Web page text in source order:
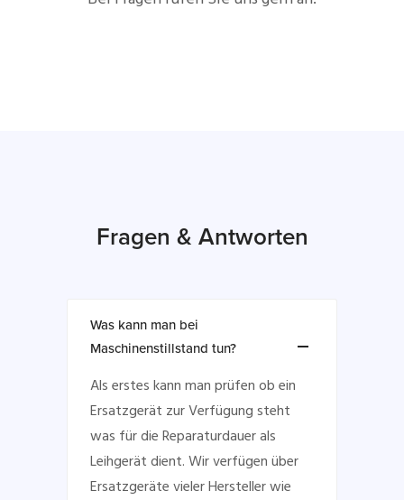
Fragen & Antworten
Was kann man bei
Maschinenstillstand tun?
Als erstes kann man prüfen ob ein
Ersatzgerät zur Verfügung steht
was für die Reparaturdauer als
Leihgerät dient. Wir verfügen über
Ersatzgeräte vieler Hersteller wie